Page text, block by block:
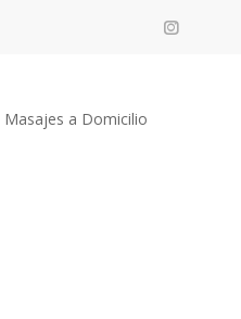
Masajes a Domicilio